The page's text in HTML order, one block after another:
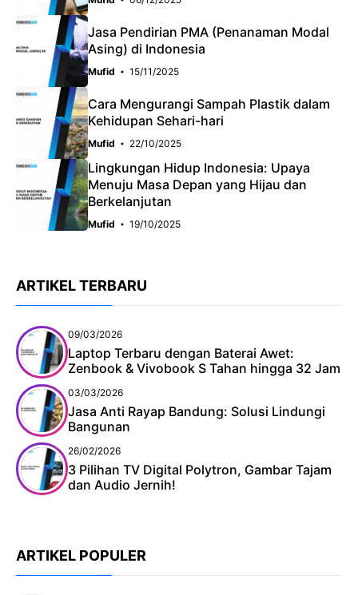
Jasa Pendirian PMA (Penanaman Modal
Asing) di Indonesia
Mufid 15/11/2025
Cara Mengurangi Sampah Plastik dalam
Kehidupan Sehari-hari
Mufid 22/10/2025
Lingkungan Hidup Indonesia: Upaya
Menuju Masa Depan yang Hijau dan
Berkelanjutan
Mufid 19/10/2025
ARTIKEL TERBARU
09/03/2026
Laptop Terbaru dengan Baterai Awet:
Zenbook & Vivobook S Tahan hingga 32 Jam
03/03/2026
Jasa Anti Rayap Bandung: Solusi Lindungi
Bangunan
26/02/2026
3 Pilihan TV Digital Polytron, Gambar Tajam
dan Audio Jernih!
ARTIKEL POPULER